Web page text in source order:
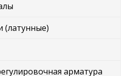
(латунные)
арматура